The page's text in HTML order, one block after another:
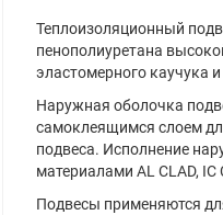
Теплоизоляционный
пенополиуретана
эластомерного каучука
Наружная оболочка
самоклеящимся слоем
подвеса. Исполнение
материалами AL CLAD, IC
Подвесы применяются